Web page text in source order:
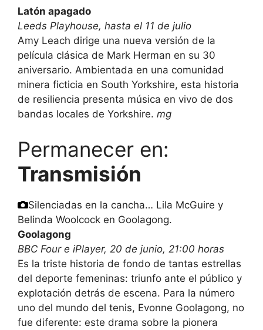
Latón apagado
Leeds Playhouse, hasta el 11 de julio
Amy Leach dirige una nueva versión de la
película clásica de Mark Herman en su 30
aniversario. Ambientada en una comunidad
minera ficticia en South Yorkshire, esta historia
de resiliencia presenta música en vivo de dos
bandas locales de Yorkshire. mg
Permanecer en:
Transmisión
Silenciadas en la cancha… Lila McGuire y
Belinda Woolcock en Goolagong.
Goolagong
BBC Four e iPlayer, 20 de junio, 21:00 horas
Es la triste historia de fondo de tantas estrellas
del deporte femeninas: triunfo ante el público y
explotación detrás de escena. Para la número
uno del mundo del tenis, Evonne Goolagong, no
fue diferente: este drama sobre la pionera